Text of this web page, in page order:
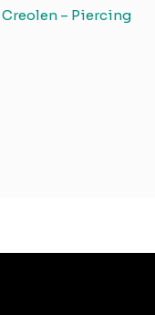
Creolen – Piercing